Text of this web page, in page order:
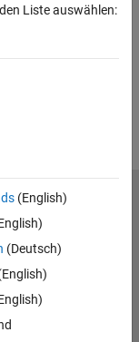
Liste auswählen:
(English)
(Deutsch)
Richtlinien
Website auswählen
Deutschland